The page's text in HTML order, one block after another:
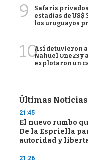
9
Safaris
estadías de US$
los uruguayos
10Así detuvieron
Nahuel One23 y
explotaron un
Últimas Noticias
21:45
El nuevo rumbo
De la Espriella
autoridad y
21:26